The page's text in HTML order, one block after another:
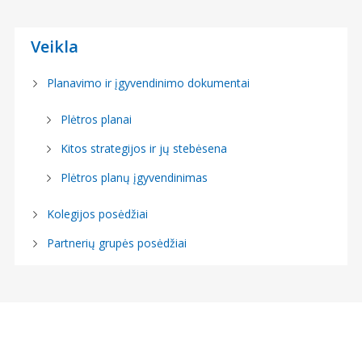
Veikla
Planavimo ir įgyvendinimo dokumentai
Plėtros planai
Kitos strategijos ir jų stebėsena
Plėtros planų įgyvendinimas
Kolegijos posėdžiai
Partnerių grupės posėdžiai
SUSITARIMAI
SUSITIKIMAI
SVEIKINIMAI
VISUOTINIO DALYVIŲ SUSIRINKIMO POSĖDŽIAI